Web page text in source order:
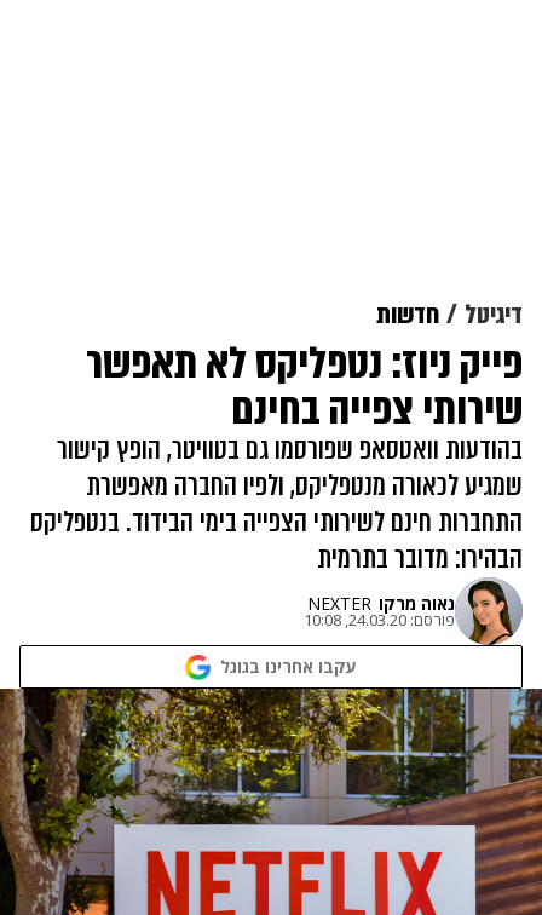
דיגיטל חדשות
פייק ניוז: נטפליקס לא תאפשר
שירותי צפייה בחינם
בהודעות וואטסאפ שפורסמו גם בטוויטר, הופץ קישור
שמגיע לכאורה מנטפליקס, ולפיו החברה מאפשרת
התחברות חינם לשירותי הצפייה בימי הבידוד. בנטפליקס
הבהירו: מדובר בתרמית
נאוה מרקו NEXTER
פורסם: 24.03.20, 10:08
עקבו אחרינו בגוגל